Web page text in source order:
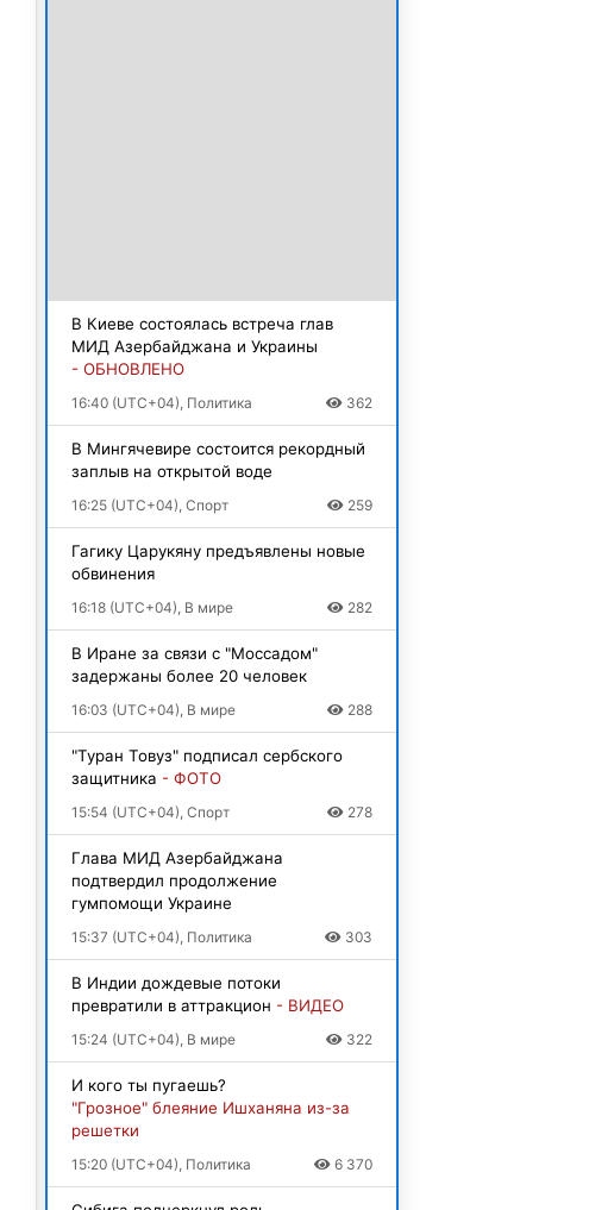
В Киеве состоялась встреча глав
МИД Азербайджана и Украины
- ОБНОВЛЕНО
16:40 (UTC+04), Политика 362
В Мингячевире состоится рекордный
заплыв на открытой воде
16:25 (UTC+04), Спорт 259
Гагику Царукяну предъявлены новые
обвинения
16:18 (UTC+04), В мире 282
В Иране за связи с "Моссадом"
задержаны более 20 человек
16:03 (UTC+04), В мире 288
"Туран Товуз" подписал сербского
защитника - ФОТО
15:54 (UTC+04), Спорт 278
Глава МИД Азербайджана
подтвердил продолжение
гумпомощи Украине
15:37 (UTC+04), Политика 303
В Индии дождевые потоки
превратили в аттракцион - ВИДЕО
15:24 (UTC+04), В мире 322
И кого ты пугаешь?
"Грозное" блеяние Ишханяна из-за
решетки
15:20 (UTC+04), Политика 6 370